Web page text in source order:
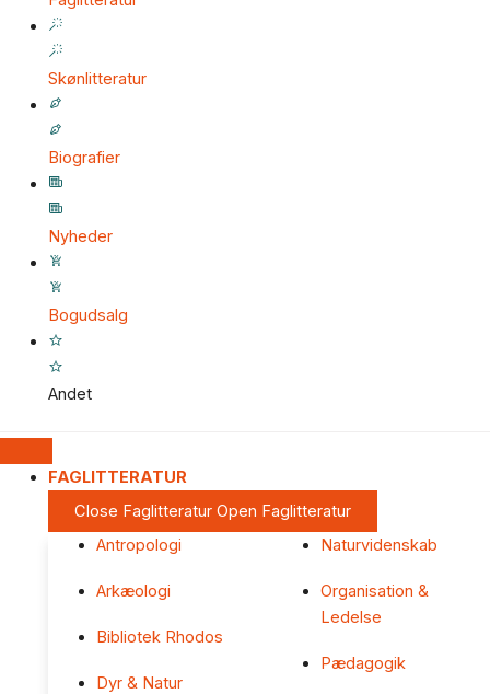
Skønlitteratur
Biografier
Nyheder
Bogudsalg
Andet
FAGLITTERATUR
Close Faglitteratur Open Faglitteratur
Antropologi
Arkæologi
Bibliotek Rhodos
Dyr & Natur
Naturvidenskab
Organisation &
Ledelse
Pædagogik